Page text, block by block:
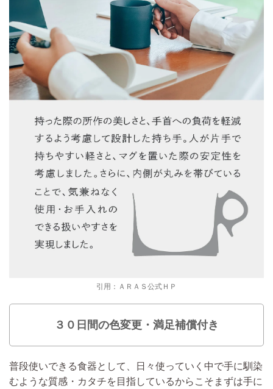
引用：ＡＲＡＳ公式ＨＰ
３０日間の色変更・満足補償付き
普段使いできる食器として、日々使っていく中で手に馴染
むような質感・カタチを目指しているからこそまずは手に